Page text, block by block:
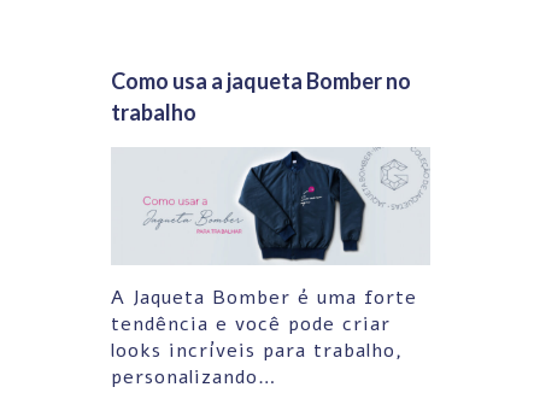
Como usa a jaqueta Bomber no
trabalho
A Jaqueta Bomber é uma forte
tendência e você pode criar
looks incríveis para trabalho,
personalizando…